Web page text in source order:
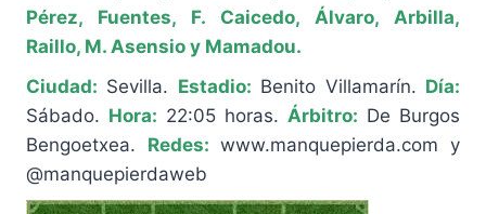
Pérez, Fuentes, F. Caicedo, Álvaro, Arbilla,
Raillo, M. Asensio y Mamadou.
Ciudad: Sevilla. Estadio: Benito Villamarín. Día:
Sábado. Hora: 22:05 horas. Árbitro: De Burgos
Bengoetxea. Redes: www.manquepierda.com y
@manquepierdaweb